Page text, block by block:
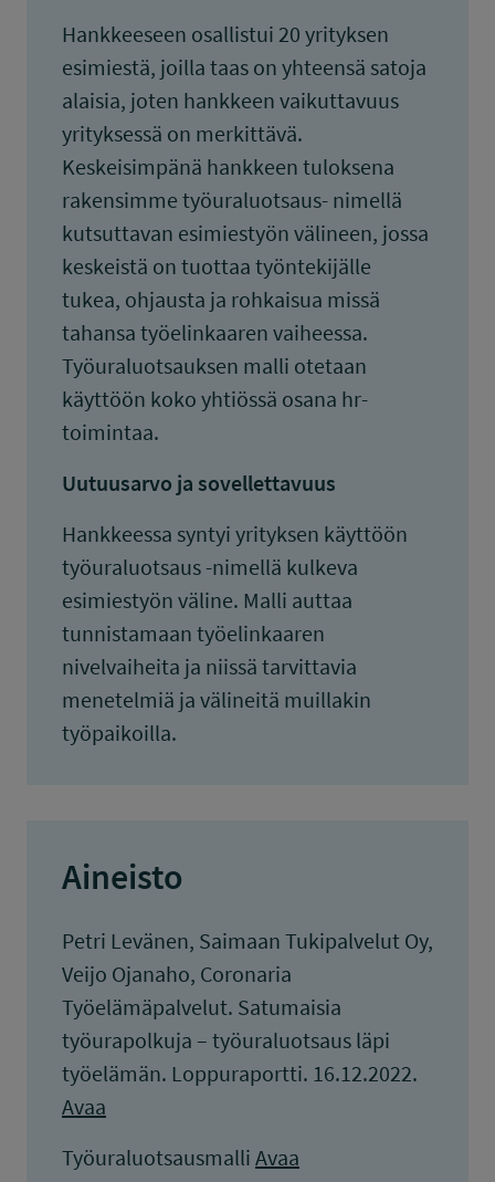
Hankkeeseen osallistui 20 yrityksen
esimiestä, joilla taas on yhteensä satoja
alaisia, joten hankkeen vaikuttavuus
yrityksessä on merkittävä.
Keskeisimpänä hankkeen tuloksena
rakensimme työuraluotsaus- nimellä
kutsuttavan esimiestyön välineen, jossa
keskeistä on tuottaa työntekijälle
tukea, ohjausta ja rohkaisua missä
tahansa työelinkaaren vaiheessa.
Työuraluotsauksen malli otetaan
käyttöön koko yhtiössä osana hr-
toimintaa.
Uutuusarvo ja sovellettavuus
Hankkeessa syntyi yrityksen käyttöön
työuraluotsaus -nimellä kulkeva
esimiestyön väline. Malli auttaa
tunnistamaan työelinkaaren
nivelvaiheita ja niissä tarvittavia
menetelmiä ja välineitä muillakin
työpaikoilla.
Aineisto
Petri Levänen, Saimaan Tukipalvelut Oy,
Veijo Ojanaho, Coronaria
Työelämäpalvelut. Satumaisia
työurapolkuja – työuraluotsaus läpi
työelämän. Loppuraportti. 16.12.2022.
Avaa
Työuraluotsausmalli Avaa